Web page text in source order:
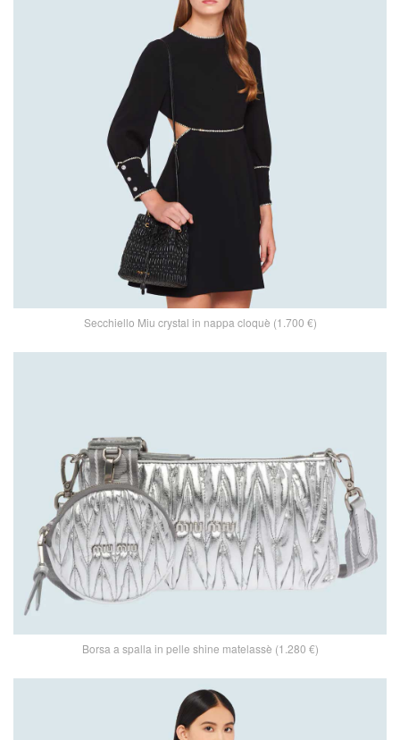
Secchiello Miu crystal in nappa cloquè (1.700 €)
Borsa a spalla in pelle shine matelassè (1.280 €)